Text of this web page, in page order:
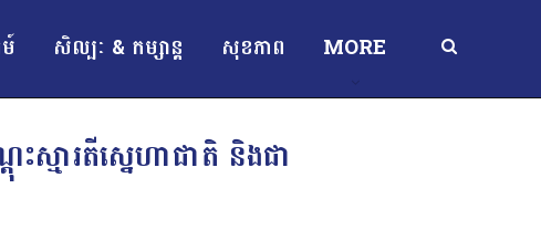
សិល្បៈ & កម្សាន្ត សុខភាព MORE
ស្មារតីស្នេហាជាតិ និងជា